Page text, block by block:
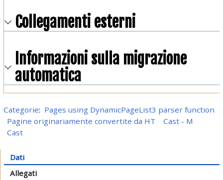
Collegamenti esterni
Informazioni sulla migrazione
automatica
Categorie: Pages using DynamicPageList3 parser function
Pagine originariamente convertite da HT
Cast - M
Cast
Dati
Allegati